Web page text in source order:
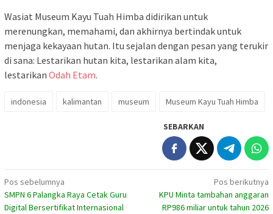
Wasiat Museum Kayu Tuah Himba didirikan untuk
merenungkan, memahami, dan akhirnya bertindak untuk
menjaga kekayaan hutan. Itu sejalan dengan pesan yang terukir
di sana: Lestarikan hutan kita, lestarikan alam kita,
lestarikan Odah Etam.
indonesia kalimantan museum Museum Kayu Tuah Himba
SEBARKAN
Navigasi
pos
Pos sebelumnya
SMPN 6 Palangka Raya Cetak Guru
Digital Bersertifikat Internasional
Pos berikutnya
KPU Minta tambahan anggaran
RP986 miliar untuk tahun 2026